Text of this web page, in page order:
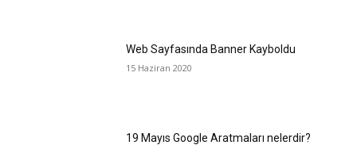
Web Sayfasında Banner Kayboldu
15 Haziran 2020
19 Mayıs Google Aratmaları nelerdir?